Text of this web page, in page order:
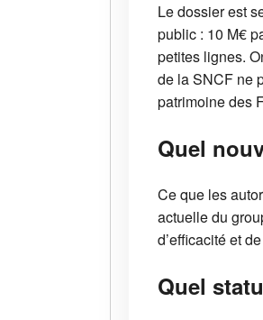
Le dossier est
public : 10 M€
petites lignes.
de la SNCF ne
patrimoine des
Quel
Ce que les
actuelle du
d’efficacité et
Quel